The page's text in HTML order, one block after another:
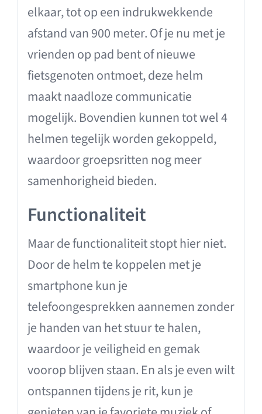
elkaar, tot op een indrukwekkende
afstand van 900 meter. Of je nu met je
vrienden op pad bent of nieuwe
fietsgenoten ontmoet, deze helm
maakt naadloze communicatie
mogelijk. Bovendien kunnen tot wel 4
helmen tegelijk worden gekoppeld,
waardoor groepsritten nog meer
samenhorigheid bieden.
Functionaliteit
Maar de functionaliteit stopt hier niet.
Door de helm te koppelen met je
smartphone kun je
telefoongesprekken aannemen zonder
je handen van het stuur te halen,
waardoor je veiligheid en gemak
voorop blijven staan. En als je even wilt
ontspannen tijdens je rit, kun je